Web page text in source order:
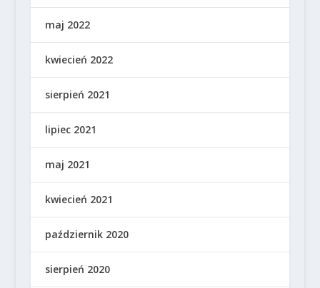
maj 2022
kwiecień 2022
sierpień 2021
lipiec 2021
maj 2021
kwiecień 2021
październik 2020
sierpień 2020